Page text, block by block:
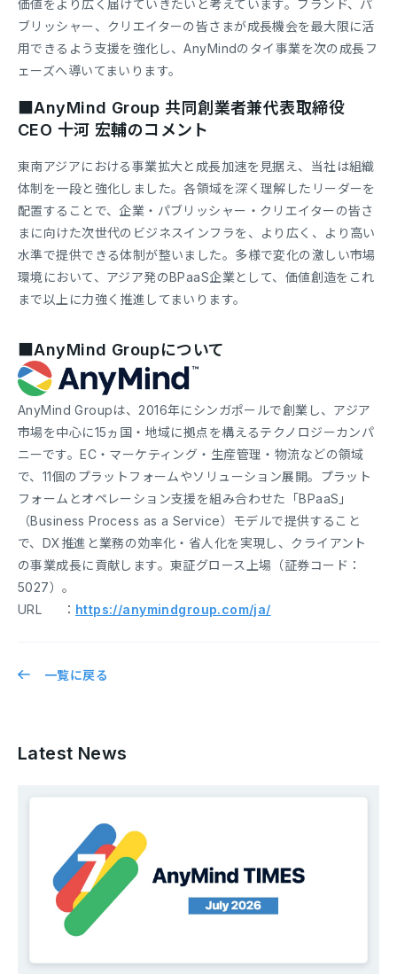
価値をより広く届けていきたいと考えています。ブランド、パ
ブリッシャー、クリエイターの皆さまが成長機会を最大限に活
用できるよう支援を強化し、AnyMindのタイ事業を次の成長フ
ェーズへ導いてまいります。
■AnyMind Group 共同創業者兼代表取締役
CEO 十河 宏輔のコメント
東南アジアにおける事業拡大と成長加速を見据え、当社は組織
体制を一段と強化しました。各領域を深く理解したリーダーを
配置することで、企業・パブリッシャー・クリエイターの皆さ
まに向けた次世代のビジネスインフラを、より広く、より高い
水準で提供できる体制が整いました。多様で変化の激しい市場
環境において、アジア発のBPaaS企業として、価値創造をこれ
まで以上に力強く推進してまいります。
■AnyMind Groupについて
AnyMind Groupは、2016年にシンガポールで創業し、アジア
市場を中心に15ヵ国・地域に拠点を構えるテクノロジーカンパ
ニーです。EC・マーケティング・生産管理・物流などの領域
で、11個のプラットフォームやソリューション展開。プラット
フォームとオペレーション支援を組み合わせた「BPaaS」
（Business Process as a Service）モデルで提供すること
で、DX推進と業務の効率化・省人化を実現し、クライアント
の事業成長に貢献します。東証グロース上場（証券コード：
5027）。
URL ： https://anymindgroup.com/ja/
一覧に戻る
Latest News